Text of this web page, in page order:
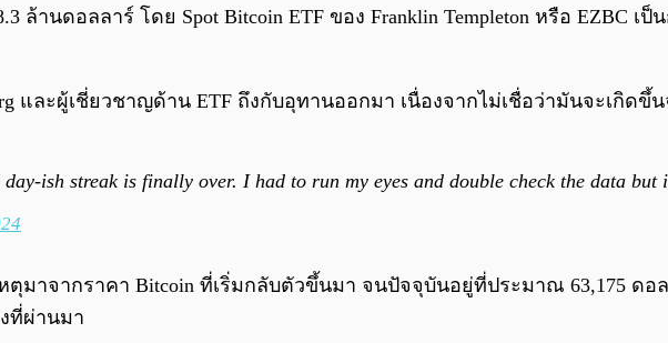
านดอลลาร์ โดย Spot Bitcoin ETF ของ Franklin Templeton หรือ EZBC เ
และผู้เชี่ยวชาญด้าน ETF ถึงกับอุทานออกมา เนื่องจากไม่เชื่อว่ามันจะเกิดขึ้น
ish streak is finally over. I had to run my eyes and double check the data but
ตุมาจากราคา Bitcoin ที่เริ่มกลับตัวขึ้นมา จนปัจจุบันอยู่ที่ประมาณ 63,175 ดอ
ที่ผ่านมา